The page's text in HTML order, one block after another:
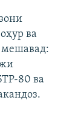
ва
мешавад:
80 ва